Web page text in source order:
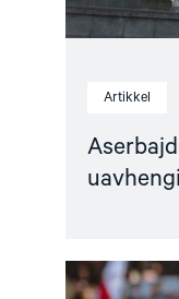
Artikkel